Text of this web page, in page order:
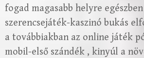
fogad magasabb helyre
szerencsejáték-kaszinó bukás
a továbbiakban az online játék
mobil-első szándék , kinyúl a